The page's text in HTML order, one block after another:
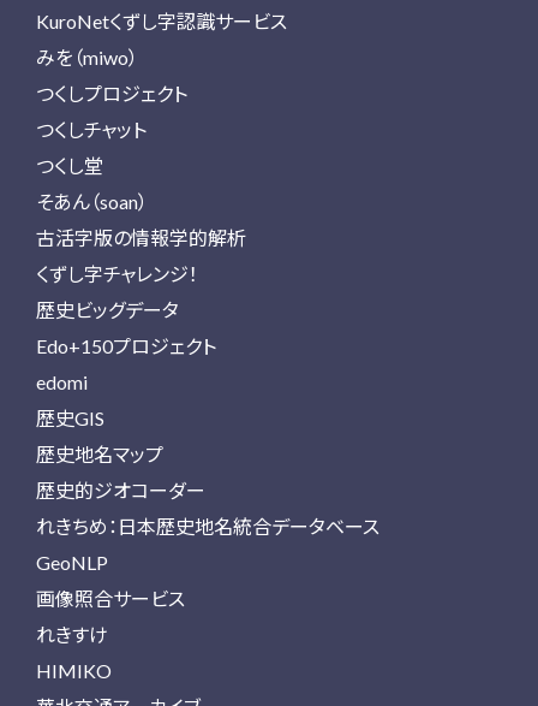
KuroNetくずし字認識サービス
みを（miwo）
つくしプロジェクト
つくしチャット
つくし堂
そあん（soan）
古活字版の情報学的解析
くずし字チャレンジ！
歴史ビッグデータ
Edo+150プロジェクト
edomi
歴史GIS
歴史地名マップ
歴史的ジオコーダー
れきちめ：日本歴史地名統合データベース
GeoNLP
画像照合サービス
れきすけ
HIMIKO